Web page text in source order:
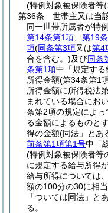
(特例対象被保険者等
第36条
世帯主又は当
同一世帯所属者が特
第14条第1項
第19条
項(同条第3項又は第4
合を含む。)及び同条
条第1項中「規定す
所得金額(第34条第1
所得金額に所得税法
まれている場合にお
条第2項の規定によ
る金額によるものと
得の金額(同法」とあ
前条第1項第1号中「
(特例対象被保険者等
に規定する給与所得
給与所得については
額の100分の30に相
「ついては同法」と
る。